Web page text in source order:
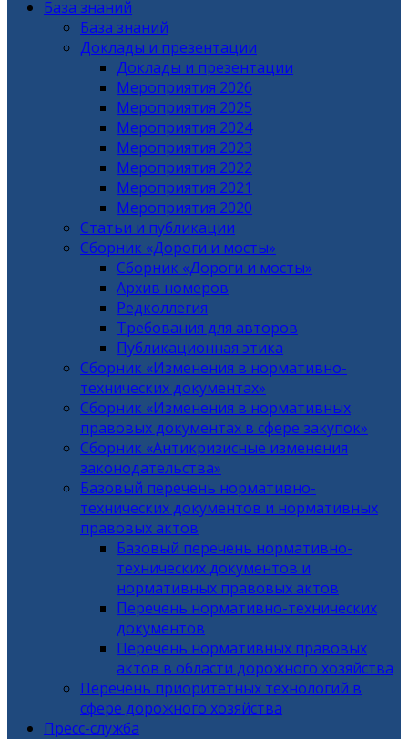
База знаний
База знаний
Доклады и презентации
Доклады и презентации
Мероприятия 2026
Мероприятия 2025
Мероприятия 2024
Мероприятия 2023
Мероприятия 2022
Мероприятия 2021
Мероприятия 2020
Статьи и публикации
Сборник «Дороги и мосты»
Сборник «Дороги и мосты»
Архив номеров
Редколлегия
Требования для авторов
Публикационная этика
Сборник «Изменения в нормативно-
технических документах»
Сборник «Изменения в нормативных
правовых документах в сфере закупок»
Сборник «Антикризисные изменения
законодательства»
Базовый перечень нормативно-
технических документов и нормативных
правовых актов
Базовый перечень нормативно-
технических документов и
нормативных правовых актов
Перечень нормативно-технических
документов
Перечень нормативных правовых
актов в области дорожного хозяйства
Перечень приоритетных технологий в
сфере дорожного хозяйства
Пресс-служба